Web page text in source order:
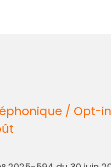
/ Opt-